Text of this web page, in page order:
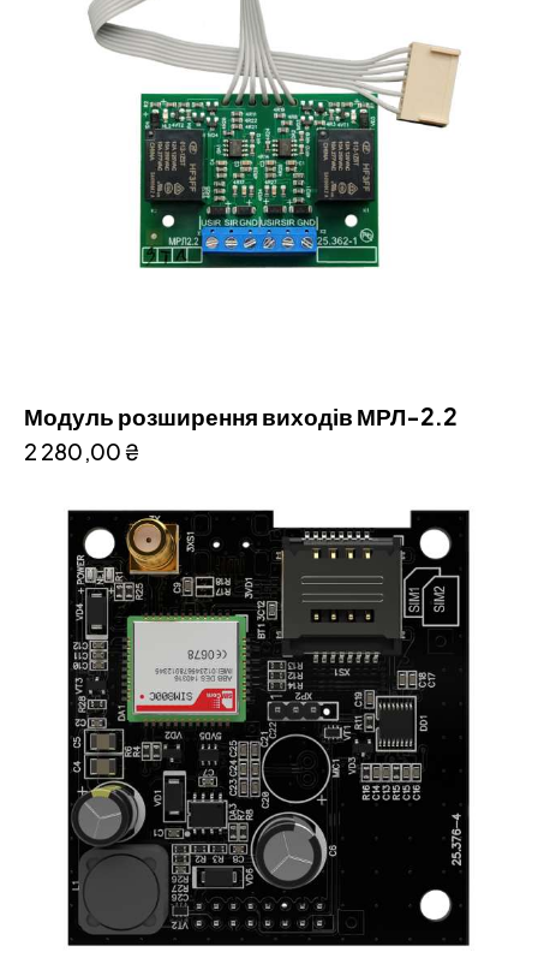
Модуль розширення виходів МРЛ-2.2
2 280,00₴